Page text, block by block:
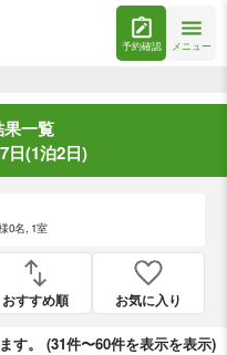
予約確認 メニュー
一覧
日(1泊2日)
0名, 1室
おすすめ順 お気に入り
す。 (31件〜60件を表示を表示)